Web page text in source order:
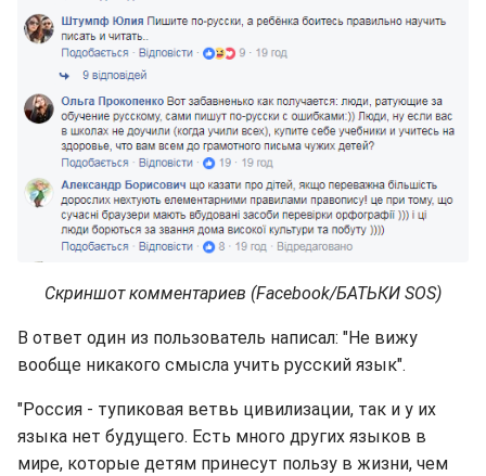
Скриншот комментариев (Facebook/БАТЬКИ SOS)
В ответ один из пользователь написал: "Не вижу
вообще никакого смысла учить русский язык".
"Россия - тупиковая ветвь цивилизации, так и у их
языка нет будущего. Есть много других языков в
мире, которые детям принесут пользу в жизни, чем